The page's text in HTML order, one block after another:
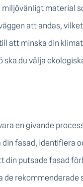
material
att andas,
att minska din
du välja
en givande
fasad, identifiera
din putsade fasad